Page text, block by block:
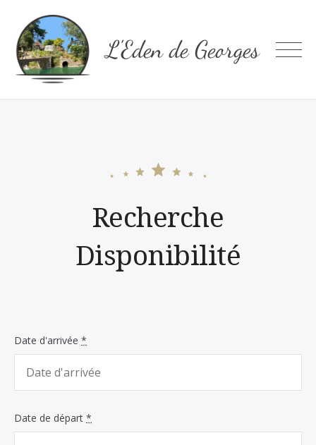
content
L'Eden de Georges
Recherche
Disponibilité
Date d'arrivée *
Date de départ *